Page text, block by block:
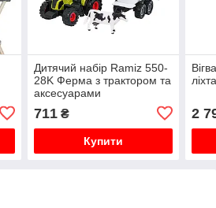
Дитячий набір Ramiz 550-
28K Ферма з трактором та
аксесуарами
711₴
Купити
2